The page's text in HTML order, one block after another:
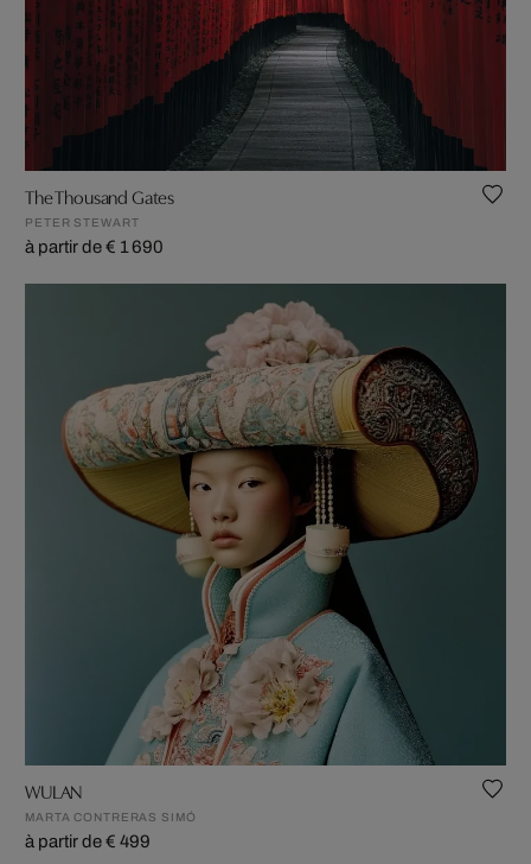
The Thousand Gates
PETER STEWART
à partir de € 1 690
WULAN
MARTA CONTRERAS SIMÓ
à partir de € 499